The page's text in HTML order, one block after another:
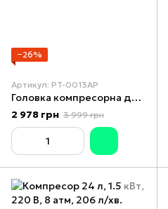
−26%
Артикул: PT-0013AP
Головка компресорна до PT-0013/PT-0014 INTERTOOL PT-0013AP
2 978 грн 3 999 грн